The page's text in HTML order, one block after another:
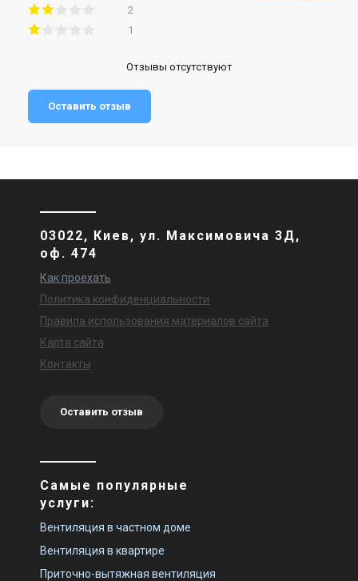
2
1
Отзывы отсутствуют
Оставить отзыв
03022, Киев, ул. Максимовича 3Д,
оф. 474
Как проехать
Политика конфиденциальности
Правила использования материалов сайта
Карта сайта
Контакты
Оставить отзыв
Самые популярные
услуги:
Вентиляция в частном доме
Вентиляция в квартире
Приточно-вытяжная вентиляция